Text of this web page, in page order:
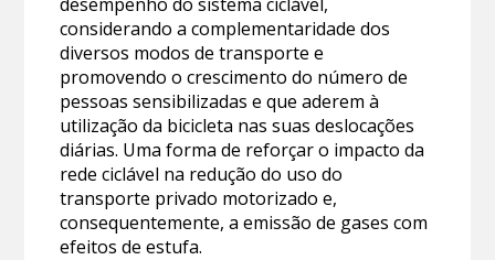
considerando a complementaridade dos
diversos modos de transporte e
promovendo o crescimento do número de
pessoas sensibilizadas e que aderem à
utilização da bicicleta nas suas deslocações
diárias. Uma forma de reforçar o impacto da
rede ciclável na redução do uso do
transporte privado motorizado e,
consequentemente, a emissão de gases com
efeitos de estufa.